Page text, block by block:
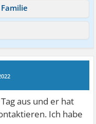
aus und er hat
Ich habe